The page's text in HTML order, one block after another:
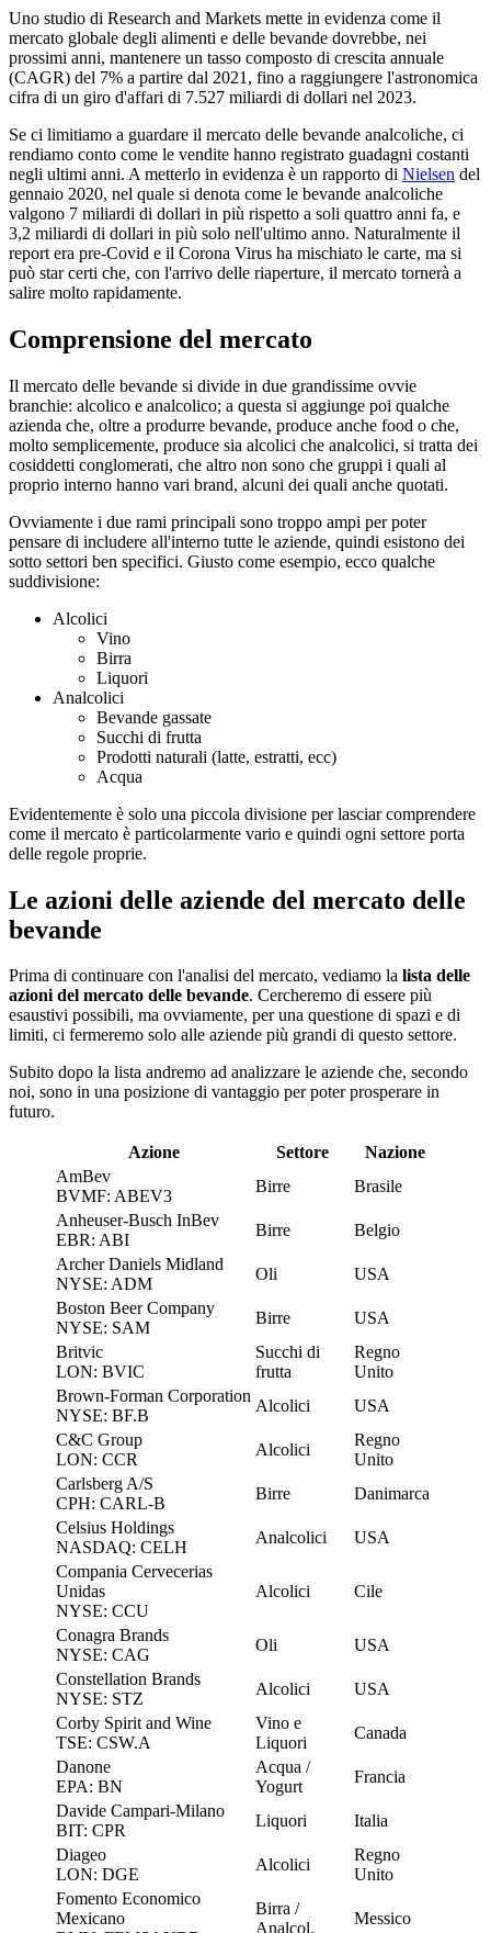
Uno studio di Research and Markets mette in evidenza come il
mercato globale degli alimenti e delle bevande dovrebbe, nei
prossimi anni, mantenere un tasso composto di crescita annuale
(CAGR) del 7% a partire dal 2021, fino a raggiungere l'astronomica
cifra di un giro d'affari di 7.527 miliardi di dollari nel 2023.
Se ci limitiamo a guardare il mercato delle bevande analcoliche, ci
rendiamo conto come le vendite hanno registrato guadagni costanti
negli ultimi anni. A metterlo in evidenza è un rapporto di Nielsen del
gennaio 2020, nel quale si denota come le bevande analcoliche
valgono 7 miliardi di dollari in più rispetto a soli quattro anni fa, e
3,2 miliardi di dollari in più solo nell'ultimo anno. Naturalmente il
report era pre-Covid e il Corona Virus ha mischiato le carte, ma si
può star certi che, con l'arrivo delle riaperture, il mercato tornerà a
salire molto rapidamente.
Comprensione del mercato
Il mercato delle bevande si divide in due grandissime ovvie
branchie: alcolico e analcolico; a questa si aggiunge poi qualche
azienda che, oltre a produrre bevande, produce anche food o che,
molto semplicemente, produce sia alcolici che analcolici, si tratta dei
cosiddetti conglomerati, che altro non sono che gruppi i quali al
proprio interno hanno vari brand, alcuni dei quali anche quotati.
Ovviamente i due rami principali sono troppo ampi per poter
pensare di includere all'interno tutte le aziende, quindi esistono dei
sotto settori ben specifici. Giusto come esempio, ecco qualche
suddivisione:
Alcolici
Vino
Birra
Liquori
Analcolici
Bevande gassate
Succhi di frutta
Prodotti naturali (latte, estratti, ecc)
Acqua
Evidentemente è solo una piccola divisione per lasciar comprendere
come il mercato è particolarmente vario e quindi ogni settore porta
delle regole proprie.
Le azioni delle aziende del mercato delle
bevande
Prima di continuare con l'analisi del mercato, vediamo la lista delle
azioni del mercato delle bevande. Cercheremo di essere più
esaustivi possibili, ma ovviamente, per una questione di spazi e di
limiti, ci fermeremo solo alle aziende più grandi di questo settore.
Subito dopo la lista andremo ad analizzare le aziende che, secondo
noi, sono in una posizione di vantaggio per poter prosperare in
futuro.
Azione Settore
Nazione
AmBev
BVMF: ABEV3
Birre
Brasile
Anheuser-Busch InBev
EBR: ABI
Birre
Belgio
Archer Daniels Midland
NYSE: ADM
Oli
USA
Boston Beer Company
NYSE: SAM
Birre
USA
Britvic
LON: BVIC
Succhi di
frutta
Regno
Unito
Brown-Forman Corporation
NYSE: BF.B
Alcolici
USA
C&C Group
LON: CCR
Alcolici
Regno
Unito
Carlsberg A/S
CPH: CARL-B
Birre
Danimarca
Celsius Holdings
NASDAQ: CELH
Analcolici
USA
Compania Cervecerias
Unidas
NYSE: CCU
Alcolici Cile
Conagra Brands
NYSE: CAG
Oli
USA
Constellation Brands
NYSE: STZ
Alcolici
USA
Corby Spirit and Wine
TSE: CSW.A
Vino e
Liquori
Canada
Danone
EPA: BN
Acqua /
Yogurt
Francia
Davide Campari-Milano
BIT: CPR
Liquori
Italia
Diageo
LON: DGE
Alcolici
Regno
Unito
Fomento Economico
Mexicano
Birra /
Analcol.
Messico